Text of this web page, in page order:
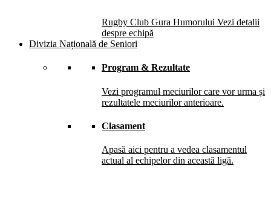
Rugby Club Gura Humorului Vezi detalii
despre echipă
Divizia Națională de Seniori
Program & Rezultate
Vezi programul meciurilor care vor urma și
rezultatele meciurilor anterioare.
Clasament
Apasă aici pentru a vedea clasamentul
actual al echipelor din această ligă.